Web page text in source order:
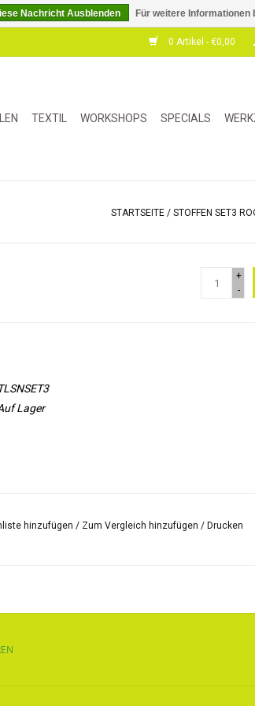
0 Artikel - €0,00
TEXTIL WORKSHOPS SPECIALS
STARTSEITE / STOFFEN SET3
+
-
Lager
hinzufügen/ Zum Vergleich hinzufügen/ Drucken
Nachricht Ausblenden Für weitere